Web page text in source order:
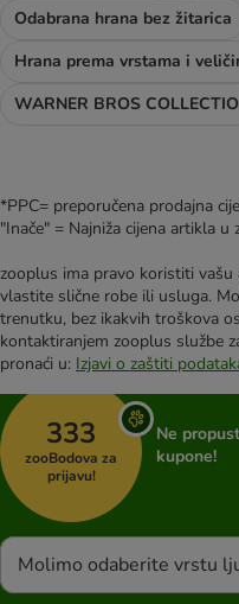
Odabrana hrana bez žitarica
Hrana prema vrstama i
WARNER BROS
*PPC= preporučena prodajna
"Inače" = Najniža cijena artikla u
zooplus ima pravo koristiti
vlastite slične robe ili usluga.
trenutku, bez ikakvih troškova
kontaktiranjem zooplus službe
pronaći u: Izjavi o zaštiti
333
zooBodova za
prijavu!
Ne
kupone!
Molimo odaberite vrstu